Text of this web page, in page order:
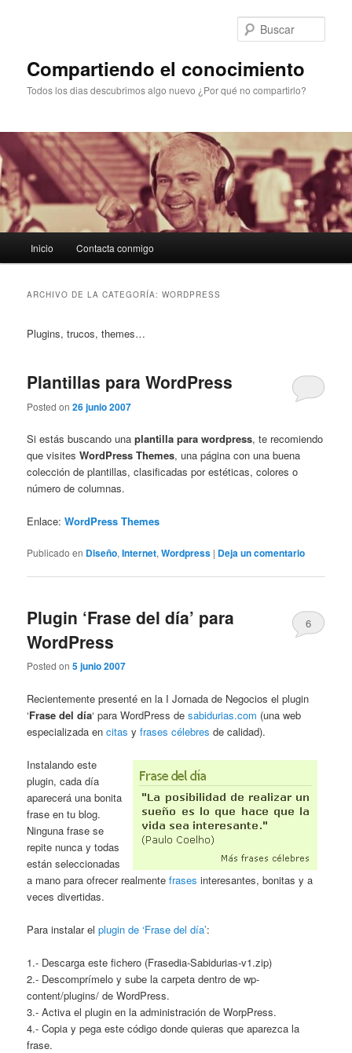
Compartiendo el conocimiento
Todos los dias descubrimos algo nuevo ¿Por qué no compartirlo?
principal
Inicio Contacta conmigo
ARCHIVO DE LA CATEGORÍA:WORDPRESS
Plugins, trucos, themes…
Plantillas para WordPress
Posted on26 junio 2007
Si estás buscando unaplantilla para wordpress, te recomiendo
que visitesWordPress Themes, una página con una buena
colección de plantillas, clasificadas por estéticas, colores o
número de columnas.
Enlace:WordPress Themes
Publicado en Diseño,Internet,Wordpress | Deja un comentario
Plugin ‘Frase del día’ para
WordPress
Posted on5 junio 2007
6
Recientemente presenté en la I Jornada de Negocios el plugin
‘Frase del día‘ para WordPress desabidurias.com (una web
especializada encitas yfrases célebres de calidad).
Instalando este
plugin, cada día
aparecerá una bonita
frase en tu blog.
Ninguna frase se
repite nunca y todas
están seleccionadas
a mano para ofrecer realmentefrases interesantes, bonitas y a
veces divertidas.
Para instalar elplugin de ‘Frase del día’:
1.- Descarga este fichero (Frasedia-Sabidurias-v1.zip)
2.- Descomprímelo y sube la carpeta dentro de wp-
content/plugins/ de WordPress.
3.- Activa el plugin en la administración de WorpPress.
4.- Copia y pega este código donde quieras que aparezca la
frase.